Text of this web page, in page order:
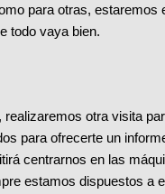
para otras, estaremos
todo vaya bien.
otra visita
para ofrecerte un
centrarnos en las
estamos dispuestos a